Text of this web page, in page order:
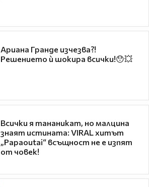
Ариана Гранде изчезва?!
Решението ѝ шокира всички!😯💥
Всички я тананикат, но малцина
знаят истината: VIRAL хитът
„Papaoutai“ всъщност не е изпят
от човек!